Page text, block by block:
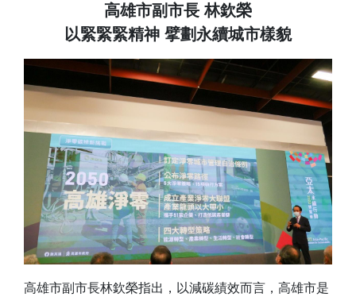
高雄市副市長 林欽榮
以緊緊緊精神 擘劃永續城市樣貌
高雄市副市長林欽榮指出，以減碳績效而言，高雄市是